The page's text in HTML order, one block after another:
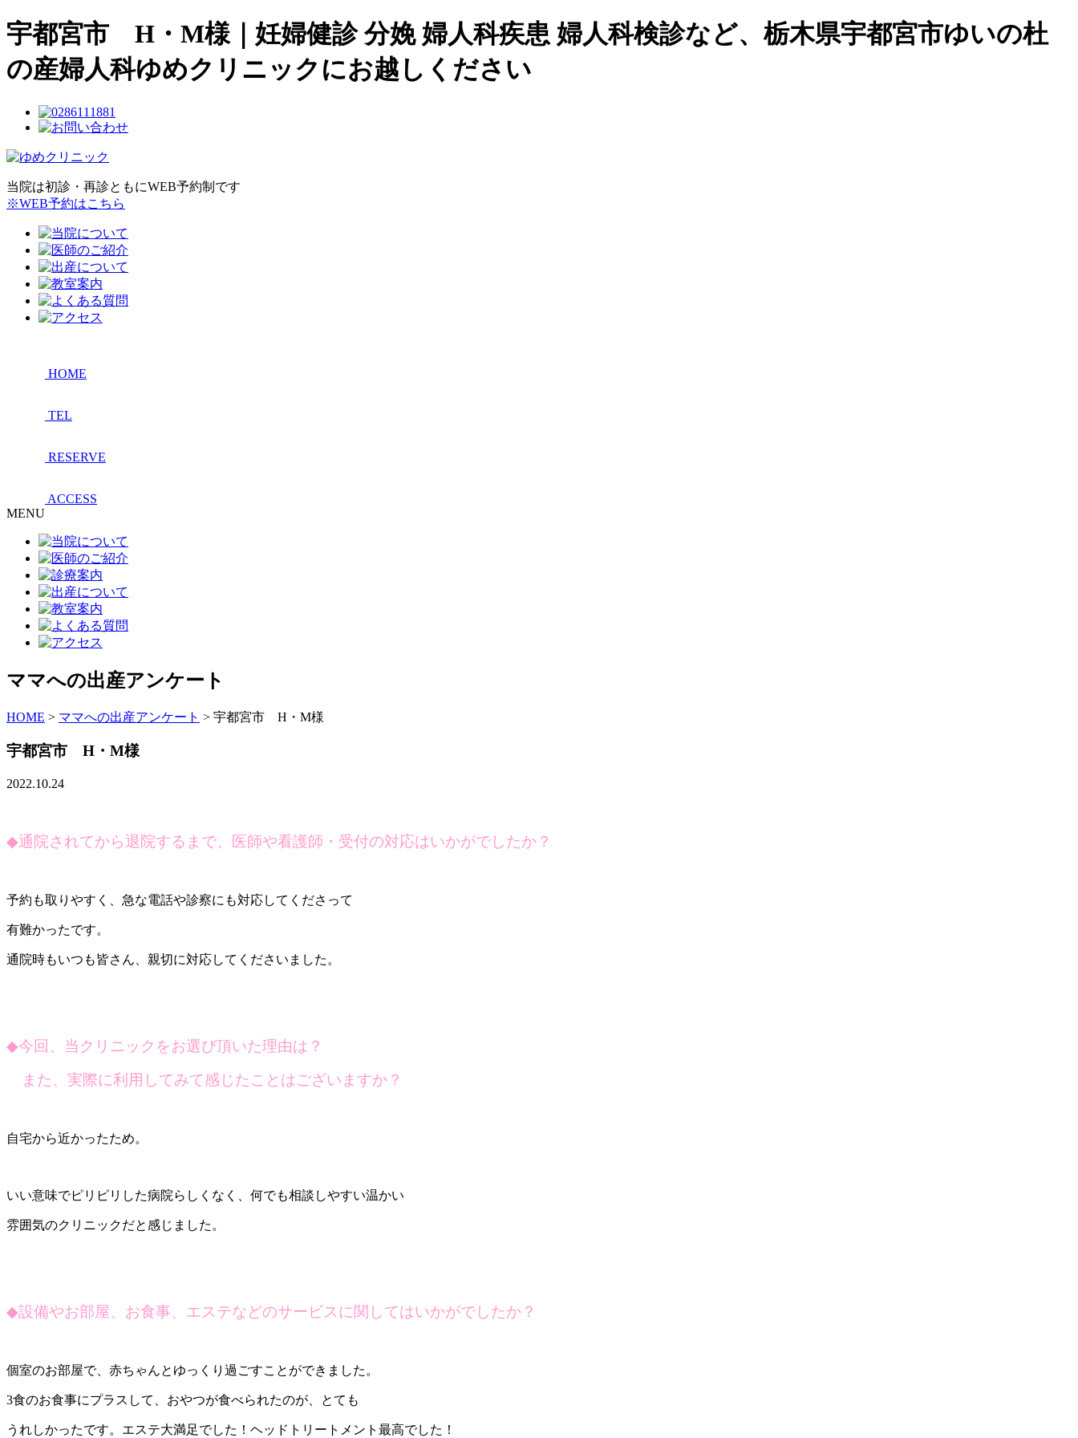
宇都宮市 H・M様｜妊婦健診 分娩 婦人科疾患 婦人科検診など、栃木県宇都宮市ゆいの杜
の産婦人科ゆめクリニックにお越しください
当院は初診・再診ともにWEB予約制です
※WEB予約はこちら
HOME
TEL
RESERVE
ACCESS
MENU
ママへの出産アンケート
HOME > ママへの出産アンケート > 宇都宮市 H・M様
宇都宮市 H・M様
2022.10.24
◆通院されてから退院するまで、医師や看護師・受付の対応はいかがでしたか？
予約も取りやすく、急な電話や診察にも対応してくださって
有難かったです。
通院時もいつも皆さん、親切に対応してくださいました。
◆今回、当クリニックをお選び頂いた理由は？
また、実際に利用してみて感じたことはございますか？
自宅から近かったため。
いい意味でピリピリした病院らしくなく、何でも相談しやすい温かい
雰囲気のクリニックだと感じました。
◆設備やお部屋、お食事、エステなどのサービスに関してはいかがでしたか？
個室のお部屋で、赤ちゃんとゆっくり過ごすことができました。
3食のお食事にプラスして、おやつが食べられたのが、とても
うれしかったです。エステ大満足でした！ヘッドトリートメント最高でした！